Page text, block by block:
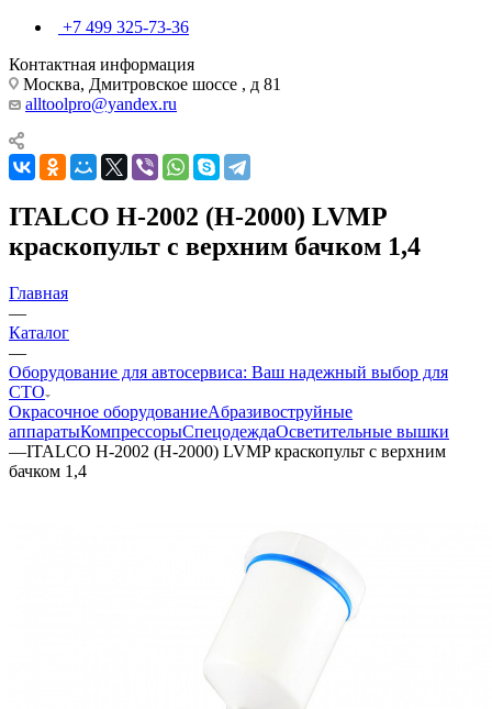
+7 499 325-73-36
Контактная информация
Москва, Дмитровское шоссе , д 81
alltoolpro@yandex.ru
ITALCO H-2002 (H-2000) LVMP
краскопульт с верхним бачком 1,4
Главная
—
Каталог
—
Оборудование для автосервиса: Ваш надежный выбор для
СТО
Окрасочное оборудованиеAбразивоструйные
аппаратыКомпрессорыСпецодеждаОсветительные вышки
—ITALCO H-2002 (H-2000) LVMP краскопульт с верхним
бачком 1,4